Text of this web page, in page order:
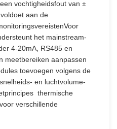
vochtigheidsfout van ±
aan de
het mainstream-
4-20mA, RS485 en
meetbereiken aanpassen
toevoegen volgens de
en luchtvolume-
 thermische
verschillende